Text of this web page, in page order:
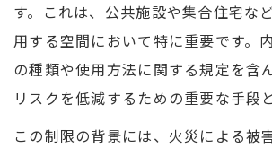
す。これは、公共施設や集合住宅な
用する空間において特に重要です。
の種類や使用方法に関する規定を含
リスクを低減するための重要な手段
この制限の背景には、火災による被